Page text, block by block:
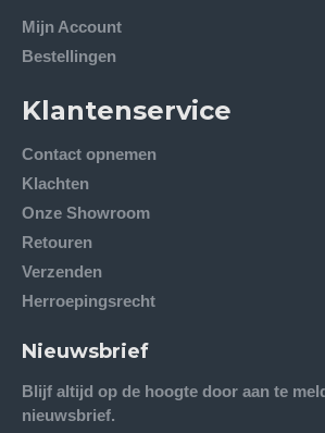
Mijn Account
Bestellingen
Klantenservice
Contact opnemen
Klachten
Onze Showroom
Retouren
Verzenden
Herroepingsrecht
Nieuwsbrief
Blijf altijd op de hoogte door aan te
nieuwsbrief.